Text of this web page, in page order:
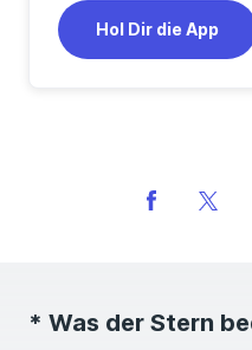
Hol Dir die App
* Was der Stern